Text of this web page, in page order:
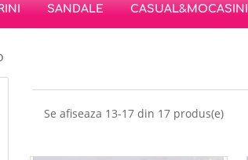
SANDALE CASUAL&MOCASINI
Se afiseaza 13-17 din 17 produs(e)